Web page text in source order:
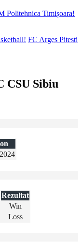
Politehnica Timișoara!
FC Arges Pitesti
CSU Sibiu
Rezultat
Win
Loss